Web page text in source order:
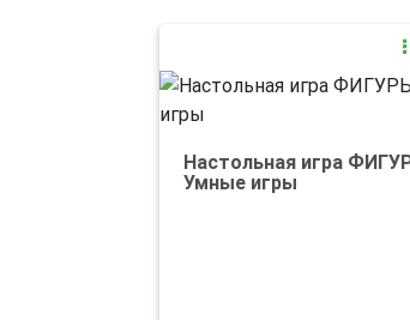
Настольная игра
Умные игры